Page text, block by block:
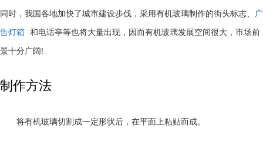
同时，我国各地加快了城市建设步伐，采用有机玻璃制作的街头标志、 广
告灯箱 和电话亭等也将大量出现，因而有机玻璃发展空间很大，市场前
景十分广阔 !
制作方法
将有机玻璃切割成一定形状后，在平面上粘贴而成。